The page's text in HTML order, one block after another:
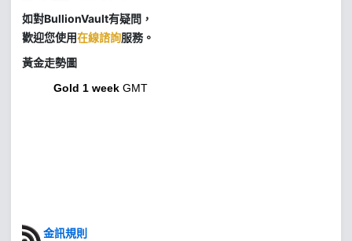
如對BullionVault有疑問，
歡迎您使用在線諮詢服務。
黃金走勢圖
Gold 1 week GMT
金訊規則